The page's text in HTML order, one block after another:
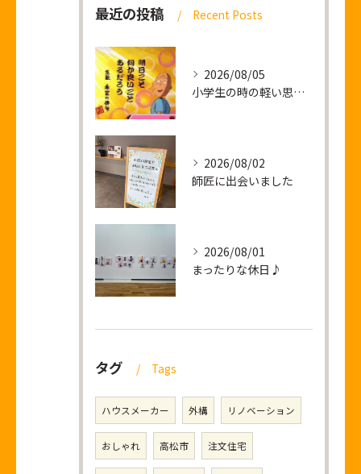
最近の投稿 Recent Posts
2026/08/05
小学生の時の軽い思い出話し
2026/08/02
師匠に出会いました
2026/08/01
まったりな休日♪
タグ Tags
ハウスメーカー 外構 リノベーション
おしゃれ 高松市 注文住宅